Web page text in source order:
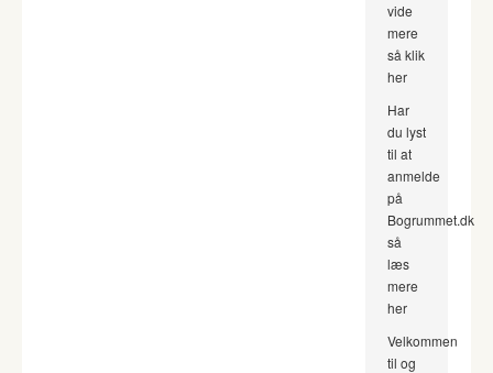
vide
mere
så klik
her
Har
du lyst
til at
anmelde
på
Bogrummet.dk
så
læs
mere
her
Velkommen
til og